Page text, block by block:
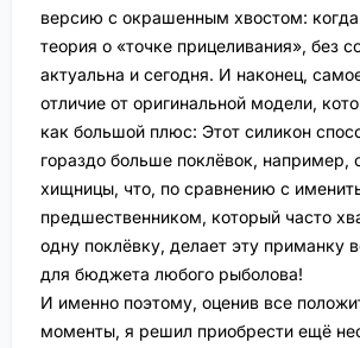
версию с окрашенным хвостом:
теория о «точке прицеливания», без
актуальна и сегодня. И наконец,
отличие от оригинальной модели,
как большой плюс: Этот силикон
гораздо больше поклёвок, например,
хищницы, что, по сравнению с
предшественником, который часто
одну поклёвку, делает эту приманку
для бюджета любого рыболова!
И именно поэтому, оценив все
моменты, я решил приобрести ещё